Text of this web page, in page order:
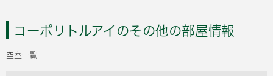
コーポリトルアイのその他の部屋情報
空室一覧